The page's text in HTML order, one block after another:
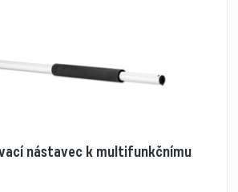
nástavec k multifunkčnímu